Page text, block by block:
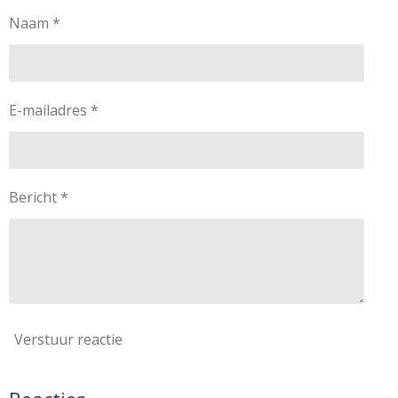
Naam *
E-mailadres *
Bericht *
Verstuur reactie